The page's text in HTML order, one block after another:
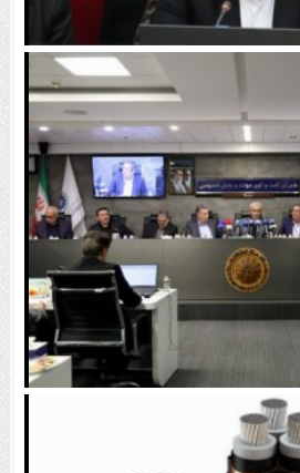
اختلاف نرخ دلار، تجارت را قفل کرده است | دلار ۱۳۰ هزار
فروخت
دارو پاسخگو نیست |
صادرکنندگان عراق رفع می‌شود